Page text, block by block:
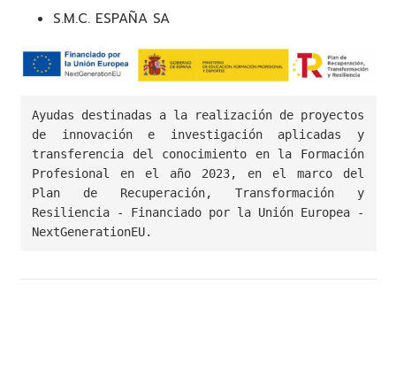
S.M.C. ESPAÑA SA
Ayudas destinadas a la realización de proyectos
de innovación e investigación aplicadas y
transferencia del conocimiento en la Formación
Profesional en el año 2023, en el marco del
Plan de Recuperación, Transformación y
Resiliencia - Financiado por la Unión Europea -
NextGenerationEU.